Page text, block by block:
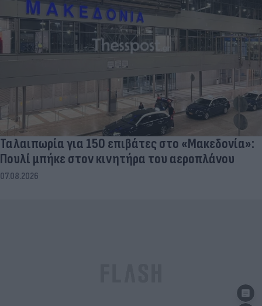
Ταλαιπωρία για 150 επιβάτες στο «Μακεδονία»:
Πουλί μπήκε στον κινητήρα του αεροπλάνου
07.08.2026